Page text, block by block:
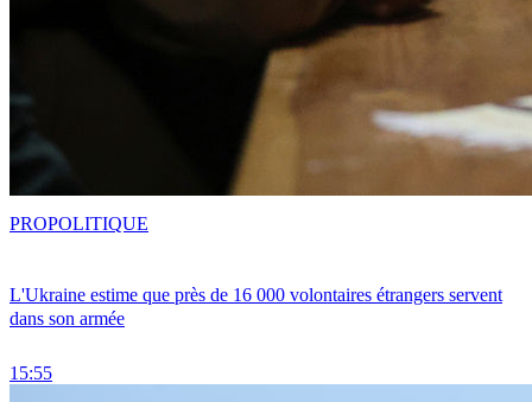
L'Ukraine estime que près de 16 000 volontaires étrangers servent
dans son armée
15:55
PROPOLITIQUE